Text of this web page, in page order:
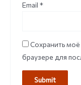
Email *
Сохранить моё
браузере для